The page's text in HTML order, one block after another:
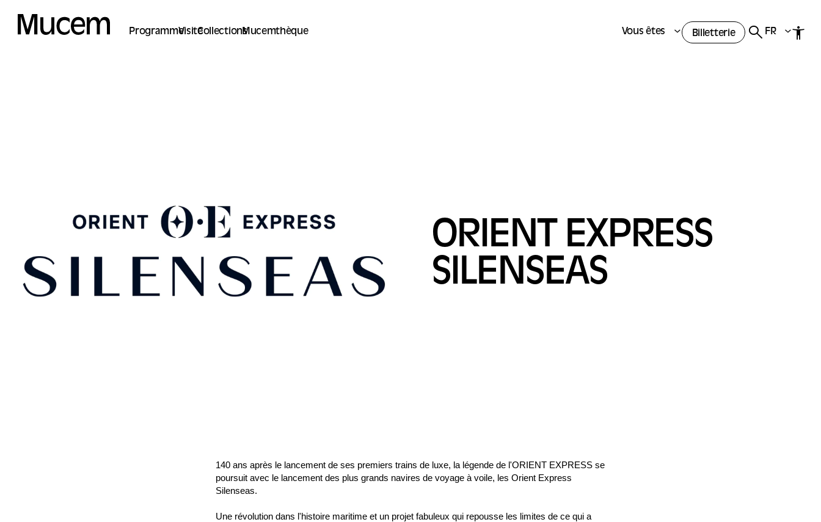
ProgrammeVisiteCollectionsMucemthèque Vous êtes Billetterie FR
ORIENT EXPRESS
SILENSEAS
140 ans après le lancement de ses premiers trains de luxe, la légende de l'ORIENT EXPRESS se
poursuit avec le lancement des plus grands navires de voyage à voile, les Orient Express
Silenseas.
Une révolution dans l'histoire maritime et un projet fabuleux qui repousse les limites de ce qui a